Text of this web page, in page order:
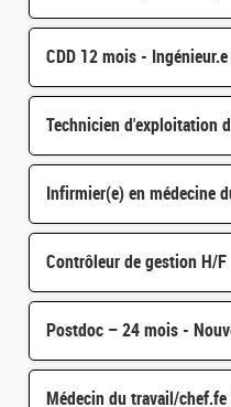
Technicien d'exploitation
Infirmier(e) en médecine
Contrôleur de gestion H/F
Médecin du travail/chef.fe